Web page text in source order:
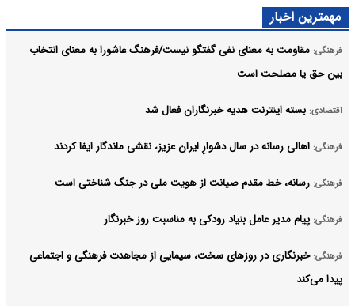
مهمترین اخبار
فرهنگی: مقاومت به معنای نفی گفتگو نیست/فرهنگ عاشورا به معنای انتخاب
بین حق یا مصلحت است
اقتصادی: بسته اینترنت هدیه خبرنگاران فعال شد
فرهنگی: اهالی رسانه در سال دشوارِ ایران عزیز، نقشی ماندگار ایفا کردند
فرهنگی: رسانه، خط مقدم صیانت از هویت ملی در جنگ شناختی است
فرهنگی: پیام مدیر عامل بنیاد رودکی به مناسبت روز خبرنگار
فرهنگی: خبرنگاری در روزهای سخت، سیمایی از مجاهدت فرهنگی و اجتماعی
پیدا می‌کند